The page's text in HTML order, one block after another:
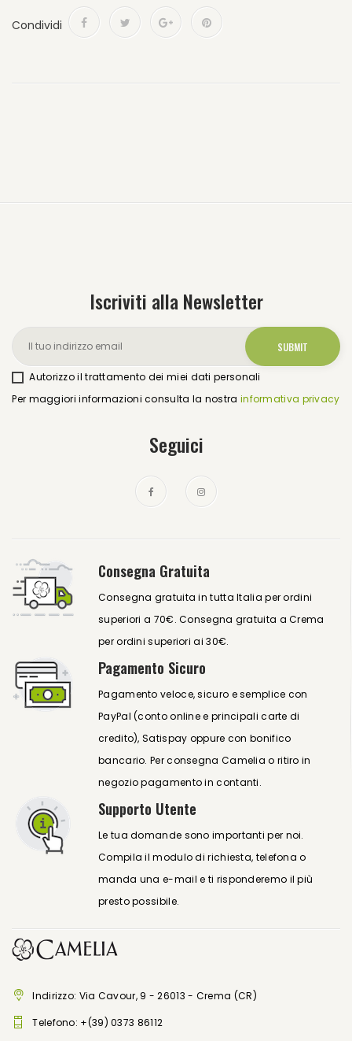
Condividi
Iscriviti alla Newsletter
Autorizzo il trattamento dei miei dati personali
Per maggiori informazioni consulta la nostra informativa privacy
Seguici
Consegna Gratuita
Consegna gratuita in tutta Italia per ordini
superiori a 70€. Consegna gratuita a Crema
per ordini superiori ai 30€.
Pagamento Sicuro
Pagamento veloce, sicuro e semplice con
PayPal (conto online e principali carte di
credito), Satispay oppure con bonifico
bancario. Per consegna Camelia o ritiro in
negozio pagamento in contanti.
Supporto Utente
Le tua domande sono importanti per noi.
Compila il modulo di richiesta, telefona o
manda una e-mail e ti risponderemo il più
presto possibile.
Indirizzo: Via Cavour, 9 - 26013 - Crema (CR)
Telefono: +(39) 0373 86112